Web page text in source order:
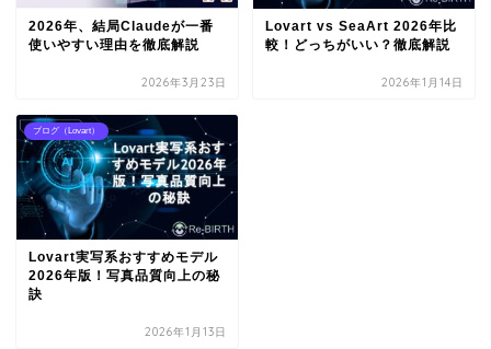
2026年、結局Claudeが一番
使いやすい理由を徹底解説
2026年3月23日
Lovart vs SeaArt 2026年比
較！どっちがいい？徹底解説
2026年1月14日
ブログ（Lovart）
Lovart実写系おすすめモデル
2026年版！写真品質向上の秘
訣
2026年1月13日